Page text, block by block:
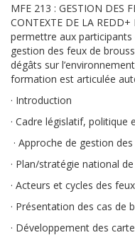
MFE 213 : GESTION DES
CONTEXTE DE LA
permettre aux participants
gestion des feux de
dégâts sur
formation est articulée
· Introduction
· Cadre législatif, politique
· Approche de gestion
· Plan/stratégie national
· Acteurs et cycles des
· Présentation des cas de
· Développement des